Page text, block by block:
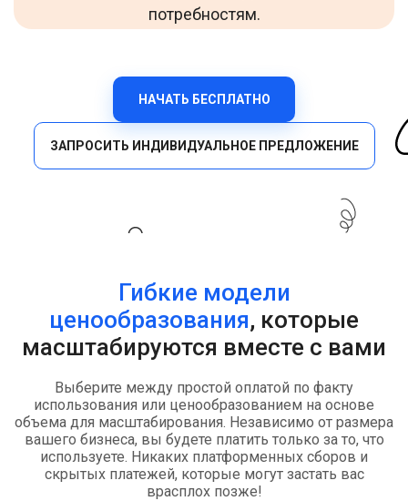
потребностям.
НАЧАТЬ БЕСПЛАТНО
ЗАПРОСИТЬ ИНДИВИДУАЛЬНОЕ ПРЕДЛОЖЕНИЕ
Гибкие модели
ценообразования, которые
масштабируются вместе с вами
Выберите между простой оплатой по факту
использования или ценообразованием на основе
объема для масштабирования. Независимо от размера
вашего бизнеса, вы будете платить только за то, что
используете. Никаких платформенных сборов и
скрытых платежей, которые могут застать вас
врасплох позже!